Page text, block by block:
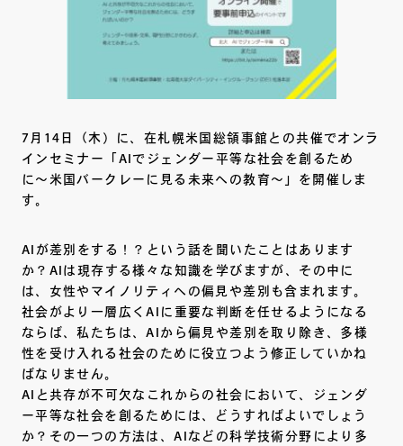
7月14日（木）に、在札幌米国総領事館との共催でオンラ
インセミナー「AIでジェンダー平等な社会を創るため
に〜米国バークレーに見る未来への教育～」を開催しま
す。
AIが差別をする！？という話を聞いたことはあります
か？AIは現存する様々な知識を学びますが、その中に
は、女性やマイノリティへの偏見や差別も含まれます。
社会がより一層広くAIに重要な判断を任せるようになる
ならば、私たちは、AIから偏見や差別を取り除き、多様
性を受け入れる社会のために役立つよう修正していかね
ばなりません。
AIと共存が不可欠なこれからの社会において、ジェンダ
ー平等な社会を創るためには、どうすればよいでしょう
か？その一つの方法は、AIなどの科学技術分野により多